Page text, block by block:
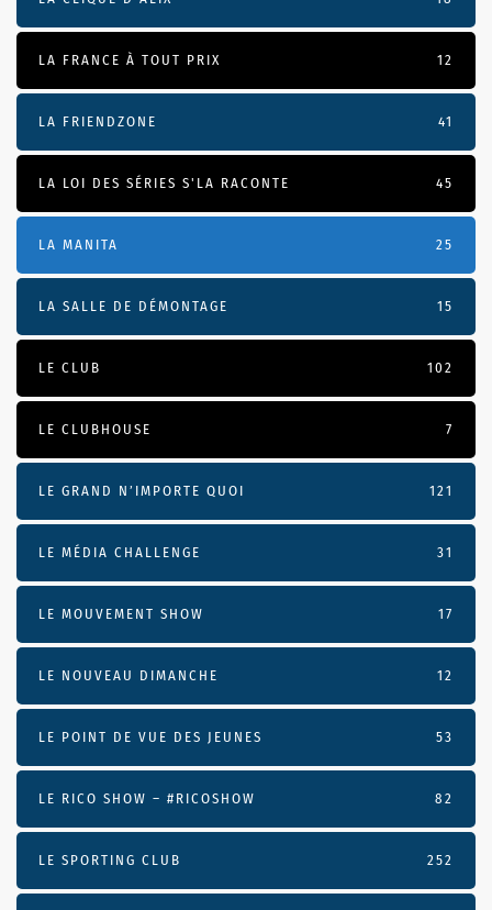
LA FRANCE À TOUT PRIX 12
LA FRIENDZONE 41
LA LOI DES SÉRIES S'LA RACONTE 45
LA MANITA 25
LA SALLE DE DÉMONTAGE 15
LE CLUB 102
LE CLUBHOUSE 7
LE GRAND N’IMPORTE QUOI 121
LE MÉDIA CHALLENGE 31
LE MOUVEMENT SHOW 17
LE NOUVEAU DIMANCHE 12
LE POINT DE VUE DES JEUNES 53
LE RICO SHOW – #RICOSHOW 82
LE SPORTING CLUB 252